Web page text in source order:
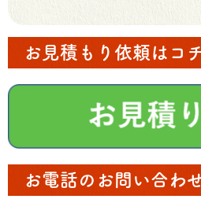
お見積もり依頼はコ
お電話のお問い合わ